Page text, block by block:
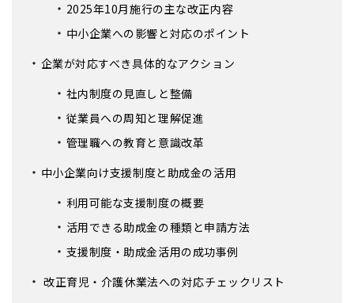
2025年10月施行の主な改正内容
中小企業への影響と対応のポイント
企業が対応すべき具体的なアクション
社内制度の見直しと整備
従業員への周知と理解促進
管理職への教育と意識改革
中小企業向け支援制度と助成金の活用
利用可能な支援制度の概要
活用できる助成金の種類と申請方法
支援制度・助成金活用の成功事例
改正育児・介護休業法への対応チェックリスト